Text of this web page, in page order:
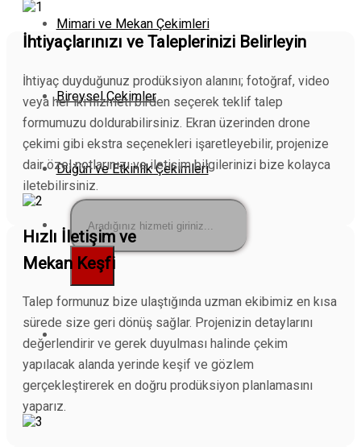
Mimari ve Mekan Çekimleri
Bireysel Çekimler
Düğün ve Etkinlik Çekimleri
Ara:
İhtiyaçlarınızı ve Taleplerinizi Belirleyin
İhtiyaç duyduğunuz prodüksiyon alanını; fotoğraf, video
veya her iki hizmeti birden seçerek teklif talep
formumuzu doldurabilirsiniz. Ekran üzerinden drone
çekimi gibi ekstra seçenekleri işaretleyebilir, projenize
dair özel notlarınızı ve iletişim bilgilerinizi bize kolayca
iletebilirsiniz.
Hızlı İletişim ve
Mekan Keşfi
Talep formunuz bize ulaştığında uzman ekibimiz en kısa
sürede size geri dönüş sağlar. Projenizin detaylarını
değerlendirir ve gerek duyulması halinde çekim
yapılacak alanda yerinde keşif ve gözlem
gerçekleştirerek en doğru prodüksiyon planlamasını
yaparız.